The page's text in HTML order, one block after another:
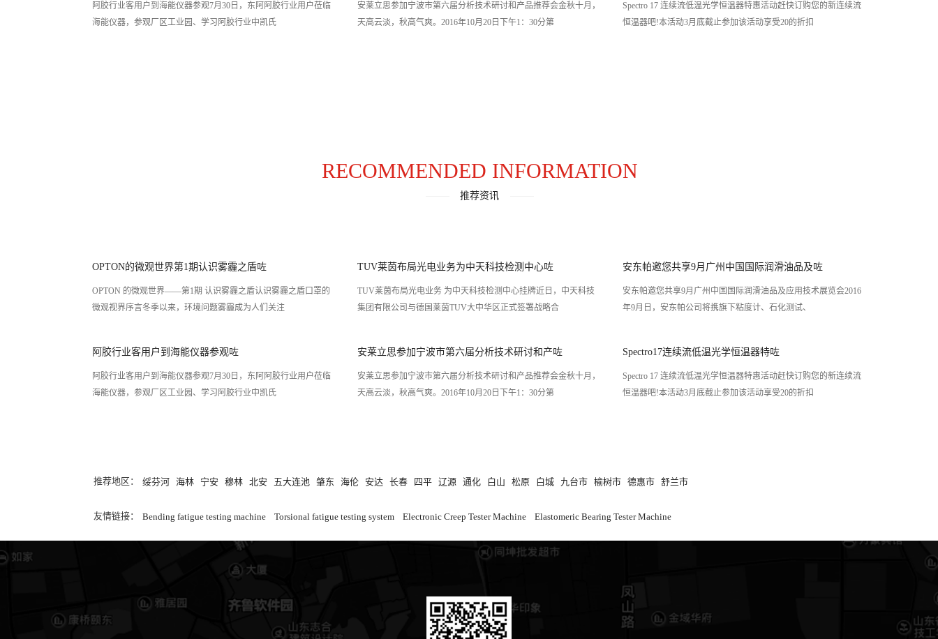
阿胶行业客用户到海能仪器参观7月30日，东阿阿胶行业用户莅临
海能仪器，参观厂区工业园、学习阿胶行业中凯氏
安莱立思参加宁波市第六届分析技术研讨和产品推荐会金秋十月，
天高云淡，秋高气爽。2016年10月20日下午1：30分第
Spectro 17 连续流低温光学恒温器特惠活动赶快订购您的新连续流
恒温器吧!本活动3月底截止参加该活动享受20的折扣
RECOMMENDED INFORMATION
推荐资讯
OPTON的微观世界第1期认识雾霾之盾咗
OPTON 的微观世界——第1期 认识雾霾之盾认识雾霾之盾口罩的
微观视界序言冬季以来，环境问题雾霾成为人们关注
TUV莱茵布局光电业务为中天科技检测中心咗
TUV莱茵布局光电业务 为中天科技检测中心挂牌近日，中天科技
集团有限公司与德国莱茵TUV大中华区正式签署战略合
安东帕邀您共享9月广州中国国际润滑油品及咗
安东帕邀您共享9月广州中国国际润滑油品及应用技术展览会2016
年9月日，安东帕公司将携旗下粘度计、石化测试、
阿胶行业客用户到海能仪器参观咗
阿胶行业客用户到海能仪器参观7月30日，东阿阿胶行业用户莅临
海能仪器，参观厂区工业园、学习阿胶行业中凯氏
安莱立思参加宁波市第六届分析技术研讨和产咗
安莱立思参加宁波市第六届分析技术研讨和产品推荐会金秋十月，
天高云淡，秋高气爽。2016年10月20日下午1：30分第
Spectro17连续流低温光学恒温器特咗
Spectro 17 连续流低温光学恒温器特惠活动赶快订购您的新连续流
恒温器吧!本活动3月底截止参加该活动享受20的折扣
推荐地区： 绥芬河 海林 宁安 穆林 北安 五大连池 肇东 海伦 安达 长春 四平 辽源 通化 白山 松原 白城 九台市 榆树市 德惠市 舒兰市
友情链接： Bending fatigue testing machine Torsional fatigue testing system Electronic Creep Tester Machine Elastomeric Bearing Tester Machine